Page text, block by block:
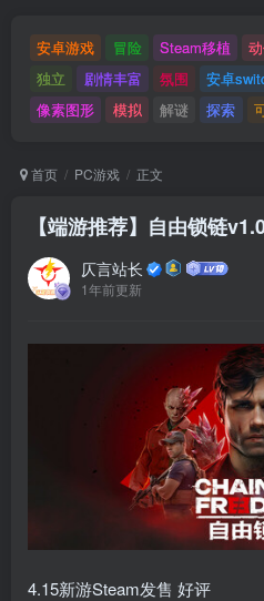
安卓游戏 冒险 Steam移植
独立
剧情丰富 氛围 安卓
像素图形
模拟 解谜 探索
首页 PC游戏 正文
【端游推荐】自由锁链
仄言站长
1年前更新
4.15新游Steam发售 好评